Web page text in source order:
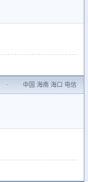
· 中国 海南 海口 电信